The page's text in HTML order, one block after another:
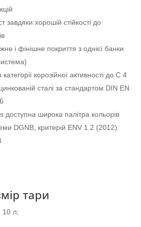
завдяки хорошій стійкості до
і фінішне покриття з однієї банки
корозійної активності до С 4
сталі за стандартом DIN EN
доступна широка палітра кольорів
DGNB, критерій ENV 1.2 (2012):
тари
10 л;